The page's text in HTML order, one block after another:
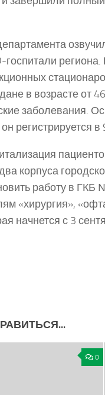
госпитали
в возрасте от
заболевания.
регистрируется в
корпуса
работу в ГКБ
«хирургия»,
начнется с 3
0